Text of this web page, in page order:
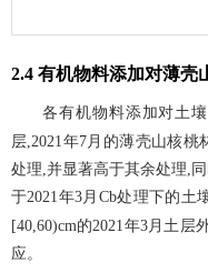
2.4 有机物料添加对薄壳
各有机物料添加对土
层,2021年7月的薄壳山核桃
处理,并显著高于其余处理,
于2021年3月Cb处理下的土
[40,60)cm的2021年3月土
应。